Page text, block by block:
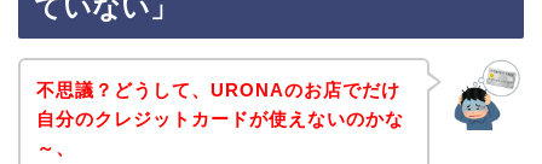
ていない」
不思議？どうして、URONAのお店でだけ
自分のクレジットカードが使えないのかな
～、